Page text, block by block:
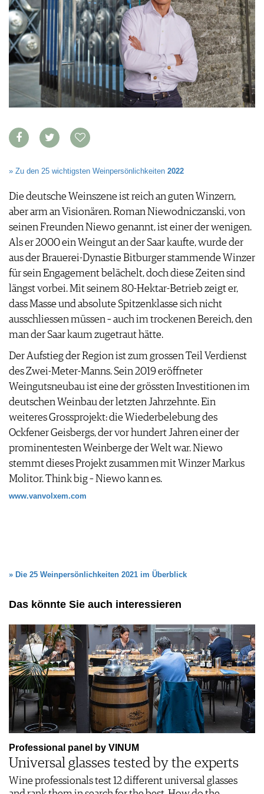
VORTEILSWELT
MEDIATHEK
APPS
VIDEOS
BILDSTRECKEN
BÜCHER
NEWS
WEINWIRTSCHAFT
WEINSZENE
PORTRAITS
ARCHIV
ANMELDEN
AWARDS
VORTEILSWELT
ABO
WEINSUCHE
NEWSLETTER
WINE TRADE CLUB
REDAKTION
JOBS
WERBUNG
PRESSE
IMPRESSUM
AGB & DATENSCHUTZ
FAQ
» Zu den 25 wichtigsten Weinpersönlichkeiten 2022
Die deutsche Weinszene ist reich an guten Winzern,
aber arm an Visionären. Roman Niewodniczanski, von
seinen Freunden Niewo genannt, ist einer der wenigen.
Als er 2000 ein Weingut an der Saar kaufte, wurde der
aus der Brauerei-Dynastie Bitburger stammende Winzer
für sein Engagement belächelt, doch diese Zeiten sind
längst vorbei. Mit seinem 80-Hektar-Betrieb zeigt er,
dass Masse und absolute Spitzenklasse sich nicht
ausschliessen müssen – auch im trockenen Bereich, den
man der Saar kaum zugetraut hätte.
Der Aufstieg der Region ist zum grossen Teil Verdienst
des Zwei-Meter-Manns. Sein 2019 eröffneter
Weingutsneubau ist eine der grössten Investitionen im
deutschen Weinbau der letzten Jahrzehnte. Ein
weiteres Grossprojekt: die Wiederbelebung des
Ockfener Geisbergs, der vor hundert Jahren einer der
prominentesten Weinberge der Welt war. Niewo
stemmt dieses Projekt zusammen mit Winzer Markus
Molitor. Think big – Niewo kann es.
www.vanvolxem.com
» Die 25 Weinpersönlichkeiten 2021 im Überblick
Das könnte Sie auch interessieren
Professional panel by VINUM
Universal glasses tested by the experts
Wine professionals test 12 different universal glasses